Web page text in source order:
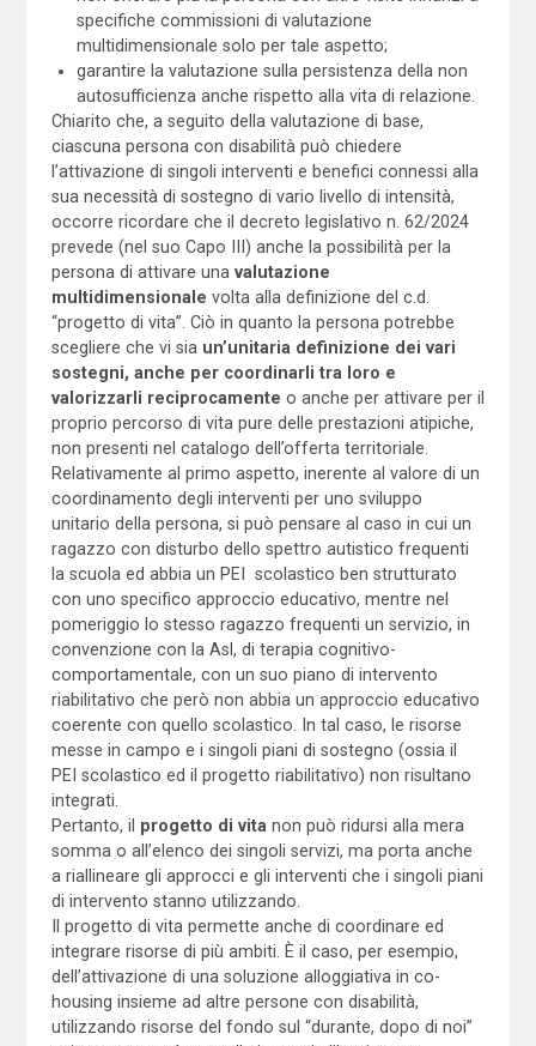
specifiche commissioni di valutazione
multidimensionale solo per tale aspetto;
garantire la valutazione sulla persistenza della non
autosufficienza anche rispetto alla vita di relazione.
Chiarito che, a seguito della valutazione di base,
ciascuna persona con disabilità può chiedere
l’attivazione di singoli interventi e benefici connessi alla
sua necessità di sostegno di vario livello di intensità,
occorre ricordare che il decreto legislativo n. 62/2024
prevede (nel suo Capo III) anche la possibilità per la
persona di attivare una valutazione
multidimensionale volta alla definizione del c.d.
“progetto di vita”. Ciò in quanto la persona potrebbe
scegliere che vi sia un’unitaria definizione dei vari
sostegni, anche per coordinarli tra loro e
valorizzarli reciprocamente o anche per attivare per il
proprio percorso di vita pure delle prestazioni atipiche,
non presenti nel catalogo dell’offerta territoriale.
Relativamente al primo aspetto, inerente al valore di un
coordinamento degli interventi per uno sviluppo
unitario della persona, si può pensare al caso in cui un
ragazzo con disturbo dello spettro autistico frequenti
la scuola ed abbia un PEI scolastico ben strutturato
con uno specifico approccio educativo, mentre nel
pomeriggio lo stesso ragazzo frequenti un servizio, in
convenzione con la Asl, di terapia cognitivo-
comportamentale, con un suo piano di intervento
riabilitativo che però non abbia un approccio educativo
coerente con quello scolastico. In tal caso, le risorse
messe in campo e i singoli piani di sostegno (ossia il
PEI scolastico ed il progetto riabilitativo) non risultano
integrati.
Pertanto, il progetto di vita non può ridursi alla mera
somma o all’elenco dei singoli servizi, ma porta anche
a riallineare gli approcci e gli interventi che i singoli piani
di intervento stanno utilizzando.
Il progetto di vita permette anche di coordinare ed
integrare risorse di più ambiti. È il caso, per esempio,
dell’attivazione di una soluzione alloggiativa in co-
housing insieme ad altre persone con disabilità,
utilizzando risorse del fondo sul “durante, dopo di noi”